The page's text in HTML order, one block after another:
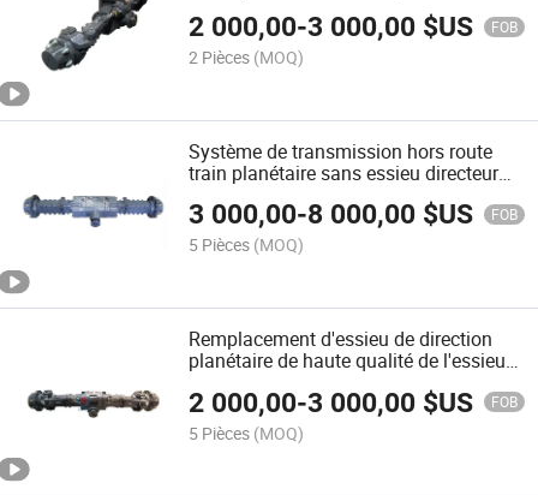
2 000,00-3 000,00 $US FOB
2 Pièces (MOQ)
Système de transmission hors route
train planétaire sans essieu directeur
Remplacement du Dana Spicer 112
3 000,00-8 000,00 $US FOB
5 Pièces (MOQ)
Remplacement d'essieu de direction
planétaire de haute qualité de l'essieu
fabricant chinois
2 000,00-3 000,00 $US FOB
5 Pièces (MOQ)